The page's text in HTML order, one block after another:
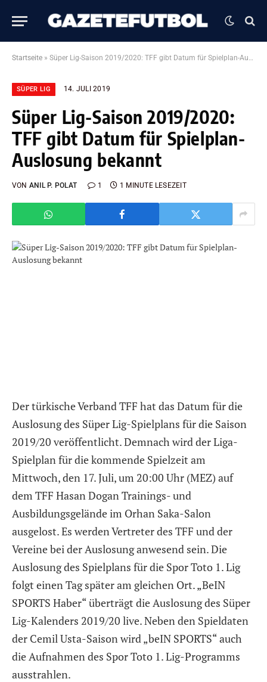
Startseite » Süper Lig-Saison 2019/2020: TFF gibt Datum für Spielplan-Auslosung bekannt
SÜPER LIG 14. JULI 2019
Süper Lig-Saison 2019/2020:
TFF gibt Datum für Spielplan-
Auslosung bekannt
VON ANIL P. POLAT 1 1 MINUTE LESEZEIT
Der türkische Verband TFF hat das Datum für die
Auslosung des Süper Lig-Spielplans für die Saison
2019/20 veröffentlicht. Demnach wird der Liga-
Spielplan für die kommende Spielzeit am
Mittwoch, den 17. Juli, um 20:00 Uhr (MEZ) auf
dem TFF Hasan Dogan Trainings- und
Ausbildungsgelände im Orhan Saka-Salon
ausgelost. Es werden Vertreter des TFF und der
Vereine bei der Auslosung anwesend sein. Die
Auslosung des Spielplans für die Spor Toto 1. Lig
folgt einen Tag später am gleichen Ort. „BeIN
SPORTS Haber“ überträgt die Auslosung des Süper
Lig-Kalenders 2019/20 live. Neben den Spieldaten
der Cemil Usta-Saison wird „beIN SPORTS“ auch
die Aufnahmen des Spor Toto 1. Lig-Programms
ausstrahlen.